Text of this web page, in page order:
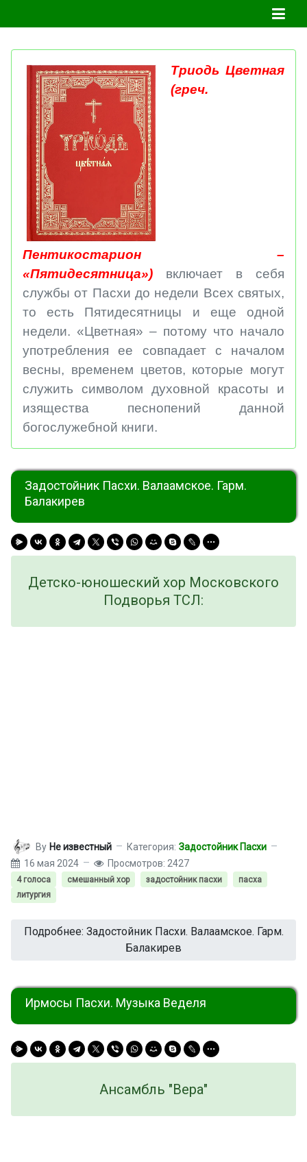
Триодь Цветная
(греч.
Пентикостарион –
«Пятидесятница») включает в себя
службы от Пасхи до недели Всех святых,
то есть Пятидесятницы и еще одной
недели. «Цветная» – потому что начало
употребления ее совпадает с началом
весны, временем цветов, которые могут
служить символом духовной красоты и
изящества песнопений данной
богослужебной книги.
Задостойник Пасхи. Валаамское. Гарм.
Балакирев
Детско-юношеский хор Московского
Подворья ТСЛ:
By Не известный Категория: Задостойник Пасхи
16 мая 2024
Просмотров: 2427
4 голоса смешанный хор задостойник пасхи
пасха
литургия
Подробнее: Задостойник Пасхи. Валаамское. Гарм.
Балакирев
Ирмосы Пасхи. Музыка Веделя
Ансамбль "Вера"